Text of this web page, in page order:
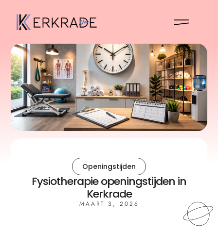
Openingstijden
Fysiotherapie openingstijden in
Kerkrade
MAART 3, 2026